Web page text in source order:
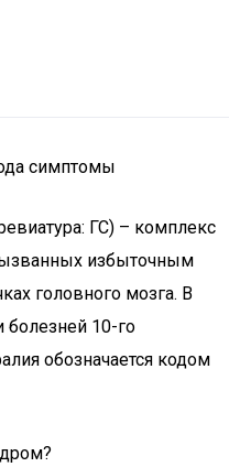
симптомы
ГС) – комплекс
избыточным
головного мозга. В
10-го
обозначается кодом